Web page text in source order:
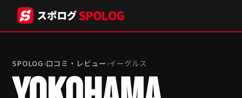
SPOLOG›口コミ・レビュー›イーグルス